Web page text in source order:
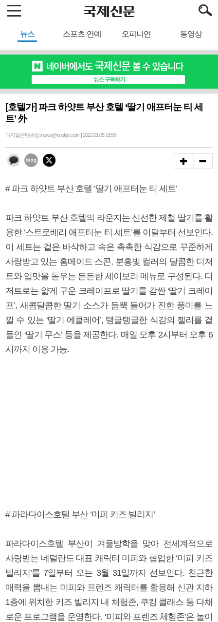
뉴스 스포츠·연예 오피니언 동영상
[호텔가] 파크 하얏트 부산 호텔 ‘딸기 애프터눈 티 세
트’ 外
디지털콘텐츠팀 inews@kookje.co.kr | 2022.01.05 18:56
# 파크 하얏트 부산 호텔 ‘딸기 애프터눈 티 세트’
파크 하얏트 부산 호텔의 라운지는 신선한 제철 딸기를 활
용한 ‘스트로베리 애프터눈 티 세트’를 이달부터 선보인다.
이 세트는 겉은 바삭하고 속은 촉촉한 식감으로 꾸준하게
사랑받고 있는 홈메이드 스콘, 분홍빛 컬러의 달콤한 디저
트와 입맛을 돋우는 든든한 세이보리 메뉴로 구성된다. 디
저트로는 얇게 구운 크레이프로 딸기를 감싼 ‘딸기 크레이
프’, 새콤달콤한 딸기 소스가 듬뿍 들어가 진한 풍미를 느
낄 수 있는 ‘딸기 에클레어’, 탱글탱글한 식감의 젤리를 곁
들인 ‘딸기 무스’ 등을 제공한다. 매일 오후 2시부터 오후 6
시까지 이용 가능.
# 파라다이스호텔 부산 ‘미피 키즈 빌리지’
파라다이스호텔 부산이 겨울방학을 맞아 전세계적으로
사랑받는 네덜란드 대표 캐릭터 미피와 협업한 ‘미피 키즈
빌리지’를 7일부터 오는 3월 31일까지 선보인다. 친근한
매력을 뽐내는 미피와 프렌즈 캐릭터를 활용해 신관 지하
1층에 위치한 키즈 빌리지 내 체험존, 쿠킹 클래스 등 다채
로운 프로그램을 운영한다. ‘미피와 프렌즈 체험존’은 놀이